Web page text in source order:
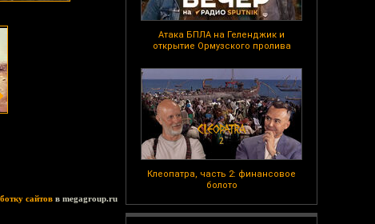
Атака БПЛА на Геленджик и
открытие Ормузского пролива
Клеопатра, часть 2: финансовое
болото
сайтов в megagroup.ru